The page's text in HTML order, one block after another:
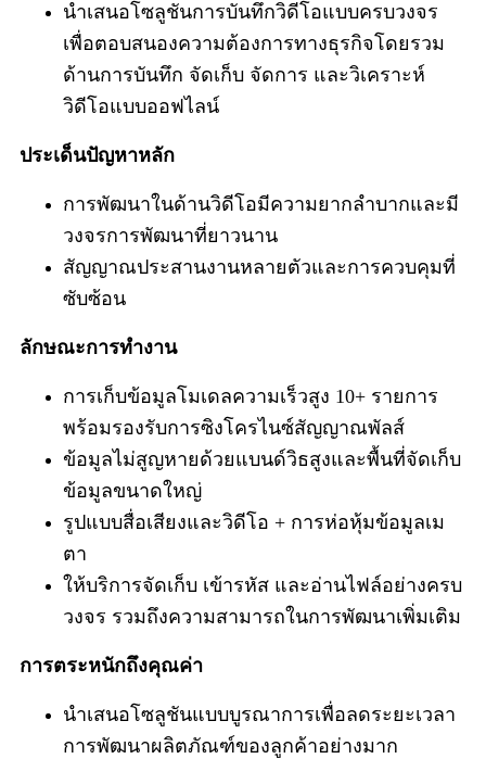
นำเสนอโซลูชันการบันทึกวิดีโอแบบครบวงจร
เพื่อตอบสนองความต้องการทางธุรกิจโดยรวม
ด้านการบันทึก จัดเก็บ จัดการ และวิเคราะห์
วิดีโอแบบออฟไลน์
ประเด็นปัญหาหลัก
การพัฒนาในด้านวิดีโอมีความยากลำบากและมี
วงจรการพัฒนาที่ยาวนาน
สัญญาณประสานงานหลายตัวและการควบคุมที่
ซับซ้อน
ลักษณะการทำงาน
การเก็บข้อมูลโมเดลความเร็วสูง 10+ รายการ
พร้อมรองรับการซิงโครไนซ์สัญญาณพัลส์
ข้อมูลไม่สูญหายด้วยแบนด์วิธสูงและพื้นที่จัดเก็บ
ข้อมูลขนาดใหญ่
รูปแบบสื่อเสียงและวิดีโอ + การห่อหุ้มข้อมูลเม
ตา
ให้บริการจัดเก็บ เข้ารหัส และอ่านไฟล์อย่างครบ
วงจร รวมถึงความสามารถในการพัฒนาเพิ่มเติม
การตระหนักถึงคุณค่า
นำเสนอโซลูชันแบบบูรณาการเพื่อลดระยะเวลา
การพัฒนาผลิตภัณฑ์ของลูกค้าอย่างมาก